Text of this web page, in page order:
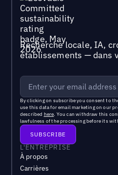
Recherche locale, IA,
établissements — dans
By clicking on subscribe you consent to
use this data for email marketing on our
described here. You can withdraw this
lawfulness of the processing before its
L'ENTREPRISE
À propos
Carrières